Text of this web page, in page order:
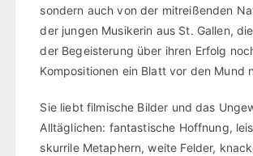
sondern auch von der mitreißenden
der jungen Musikerin aus St. Gallen,
der Begeisterung über ihren Erfolg
Kompositionen ein Blatt vor den Mund
Sie liebt filmische Bilder und das
Alltäglichen: fantastische Hoffnung,
skurrile Metaphern, weite Felder,